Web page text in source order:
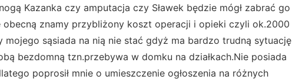
Kazanka czy amputacja czy Sławek będzie mógł zabrać go
obecną znamy przybliżony koszt operacji i opieki czyli ok.2000
mojego sąsiada na nią nie stać gdyż ma bardzo trudną sytuację
bezdomną tzn.przebywa w domku na działkach.Nie posiada
poprosił mnie o umieszczenie ogłoszenia na różnych